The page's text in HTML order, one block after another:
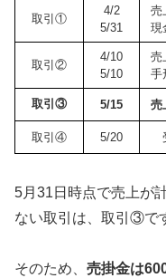
取引①
4/2
5/31
売
現
取引②
4/10
5/10
売
手
取引③ 5/15 売
取引④ 5/20
5月31日時点で売上が
ない取引は、取引③で
そのため、 売掛金は